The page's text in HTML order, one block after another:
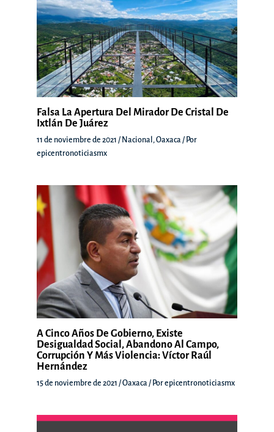
Falsa La Apertura Del Mirador De Cristal De
Ixtlán De Juárez
11 de noviembre de 2021 / Nacional ,Oaxaca / Por
epicentronoticiasmx
A Cinco Años De Gobierno, Existe
Desigualdad Social, Abandono Al Campo,
Corrupción Y Más Violencia: Víctor Raúl
Hernández
15 de noviembre de 2021 /Oaxaca / Porepicentronoticiasmx